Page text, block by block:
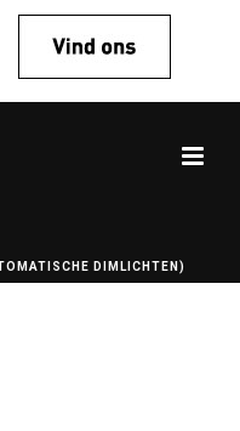
DIMLICHTEN)